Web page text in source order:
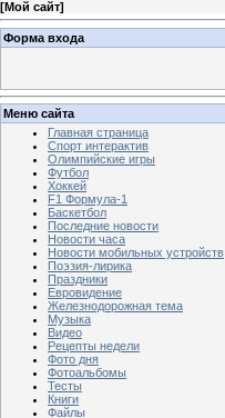
[Мой сайт]
Форма входа
Меню сайта
Главная страница
Спорт интерактив
Олимпийские игры
Футбол
Хоккей
F1 Формула-1
Баскетбол
Последние новости
Новости часа
Новости мобильных устройств
Поэзия-лирика
Праздники
Евровидение
Железнодорожная тема
Музыка
Видео
Рецепты недели
Фото дня
Фотоальбомы
Тесты
Книги
Файлы